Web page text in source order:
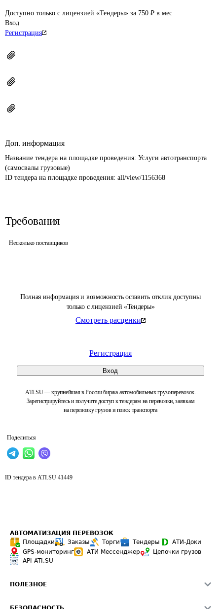
Полная информация и возможность оставить отклик доступны
только с лицензией «Тендеры»
Смотреть расценки
Регистрация
Вход
ATI.SU — крупнейшая в России биржа автомобильных грузоперевозок.
Зарегистрируйтесь и получите доступ к тендерам на перевозки, заявкам
на перевозку грузов и поиск транспорта
Поделиться
Доступно только с лицензией «Тендеры» за 750 ₽ в мес
Вход
Регистрация
Доп. информация
Название тендера на площадке проведения: Услуги автотранспорта
(самосвалы грузовые)
ID тендера на площадке проведения: all/view/1156368
Требования
Несколько поставщиков
ID тендера в ATI.SU 41449
АВТОМАТИЗАЦИЯ ПЕРЕВОЗОК
Площадки
Заказы Торги Тендеры
АТИ-Доки
GPS-мониторинг
АТИ Мессенджер
Цепочки грузов
API ATI.SU
ПОЛЕЗНОЕ